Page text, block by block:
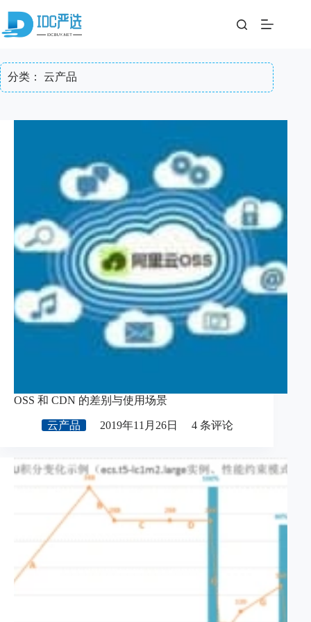
内
分类： 云产品
OSS 和 CDN 的差别与使用场景
云产品 2019年11月26日 4 条评论